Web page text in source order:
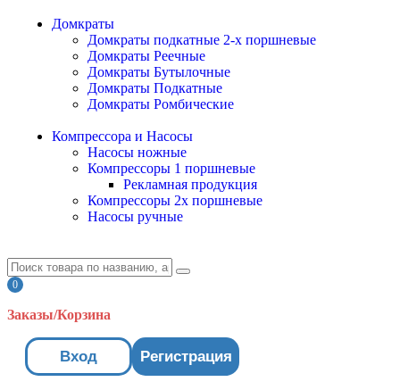
Домкраты
Домкраты подкатные 2-х поршневые
Домкраты Реечные
Домкраты Бутылочные
Домкраты Подкатные
Домкраты Ромбические
Компрессора и Насосы
Насосы ножные
Компрессоры 1 поршневые
Рекламная продукция
Компрессоры 2х поршневые
Насосы ручные
0
Заказы/Корзина
Вход Регистрация